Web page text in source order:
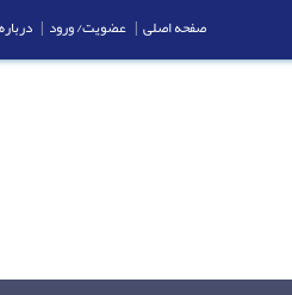
صفحه اصلی | عضویت/ ورود |